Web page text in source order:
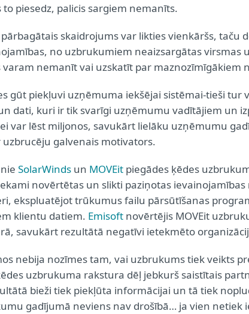
piesedz, palicis sargiem nemanīts.
skaidrojums var likties vienkāršs, taču
no uzbrukumiem neaizsargātas virsmas
nemanīt vai uzskatīt par maznozīmīgākiem
gūt piekļuvi uzņēmuma iekšējai sistēmai-tieši tur
dati, kuri ir tik svarīgi uzņēmumu vadītājiem un
var lēst miljonos, savukārt lielāku uzņēmumu
uzbrucēju galvenais motivators.
SolarWinds un MOVEit piegādes ķēdes
novērtētas un slikti paziņotas
ekspluatējot trūkumus failu pārsūtīšanas
klientu datiem. Emisoft novērtējis MOVEit
savukārt rezultātā negatīvi ietekmēto
nebija nozīmes tam, vai uzbrukums tiek veikts
uzbrukuma rakstura dēļ jebkurš saistītais
bieži tiek piekļūta informācijai un tā tiek
gadījumā neviens nav drošībā… ja vien netiek